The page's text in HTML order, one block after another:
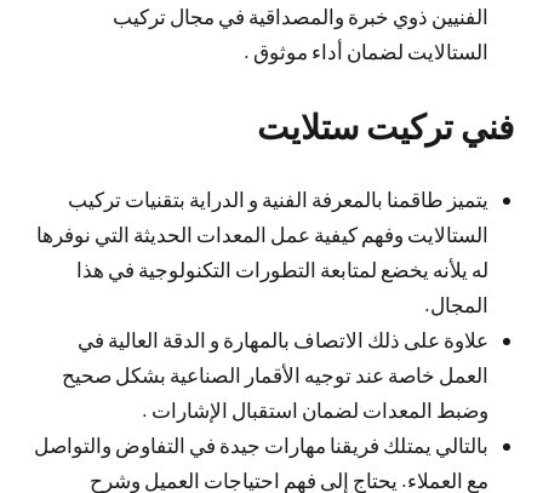
الفنيين ذوي خبرة والمصداقية في مجال تركيب
الستالايت لضمان أداء موثوق .
فني تركيت ستلايت
يتميز طاقمنا بالمعرفة الفنية و الدراية بتقنيات تركيب
الستالايت وفهم كيفية عمل المعدات الحديثة التي نوفرها
له يلأنه يخضع لمتابعة التطورات التكنولوجية في هذا
المجال.
علاوة على ذلك الاتصاف بالمهارة و الدقة العالية في
العمل خاصة عند توجيه الأقمار الصناعية بشكل صحيح
وضبط المعدات لضمان استقبال الإشارات .
بالتالي يمتلك فريقنا مهارات جيدة في التفاوض والتواصل
مع العملاء. يحتاج إلى فهم احتياجات العميل وشرح